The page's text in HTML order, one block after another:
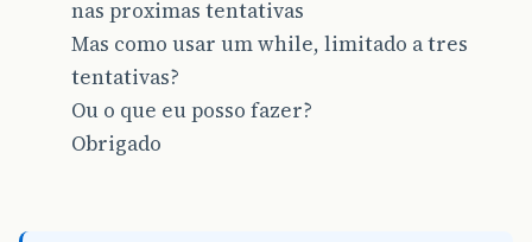
nas proximas tentativas
Mas como usar um while, limitado a tres
tentativas?
Ou o que eu posso fazer?
Obrigado